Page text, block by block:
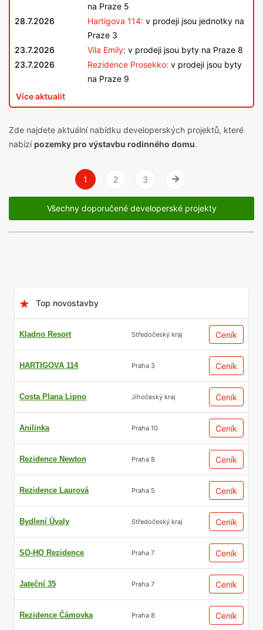
na Praze 5
28.7.2026
Hartigova 114: v prodeji jsou jednotky na
Praze 3
23.7.2026
Vila Emily: v prodeji jsou byty na Praze 8
23.7.2026
Rezidence Prosekko: v prodeji jsou byty
na Praze 9
Více aktualit
Zde najdete aktuální nabídku developerských projektů, které
nabízípozemky pro výstavbu rodinného domu.
1 2
3
Vpravo
Všechny doporučené developerské projekty
Top novostavby
Kladno Resort Středočeský kraj Ceník
HARTIGOVA 114 Praha 3 Ceník
Costa Plana Lipno Jihočeský kraj Ceník
Anilinka Praha 10 Ceník
Rezidence Newton Praha 8 Ceník
Rezidence Laurová Praha 5 Ceník
Bydlení Úvaly Středočeský kraj Ceník
SO-HO Rezidence Praha 7 Ceník
Jateční 35 Praha 7 Ceník
Rezidence Čámovka Praha 8 Ceník